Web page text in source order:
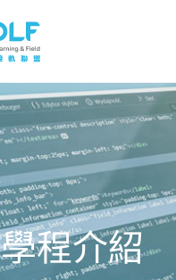
學程介紹